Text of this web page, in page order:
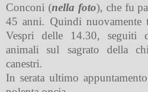
Conconi (nella foto), che fu
45 anni. Quindi nuovamente
Vespri delle 14.30, seguiti
animali sul sagrato della
canestri.
In serata ultimo